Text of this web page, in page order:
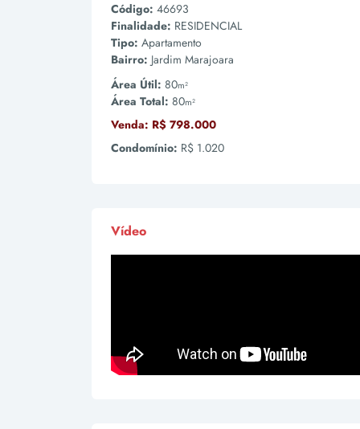
Código: 46693
Finalidade: RESIDENCIAL
Tipo: Apartamento
Bairro: Jardim Marajoara
Área Útil: 80m²
Área Total: 80m²
Venda: R$ 798.000
Condomínio: R$ 1.020
Vídeo